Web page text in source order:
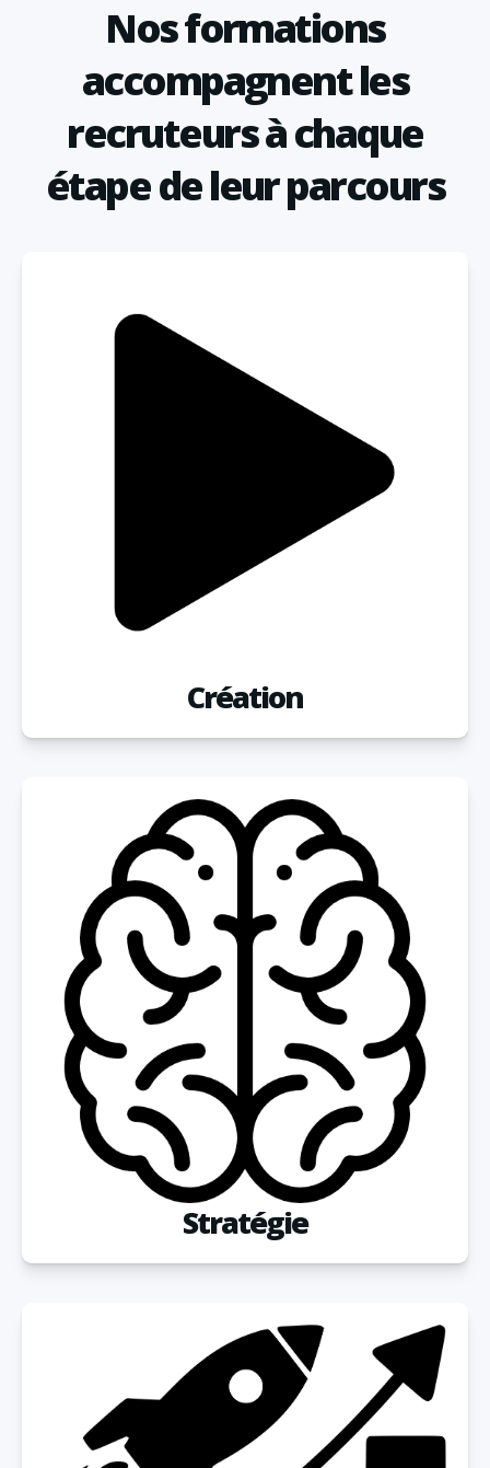
Nos formations
accompagnent les
recruteurs à chaque
étape de leur parcours
Création
Stratégie